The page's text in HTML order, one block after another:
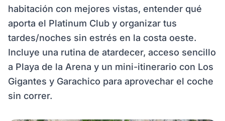
habitación con mejores vistas, entender qué
aporta el Platinum Club y organizar tus
tardes/noches sin estrés en la costa oeste.
Incluye una rutina de atardecer, acceso sencillo
a Playa de la Arena y un mini-itinerario con Los
Gigantes y Garachico para aprovechar el coche
sin correr.